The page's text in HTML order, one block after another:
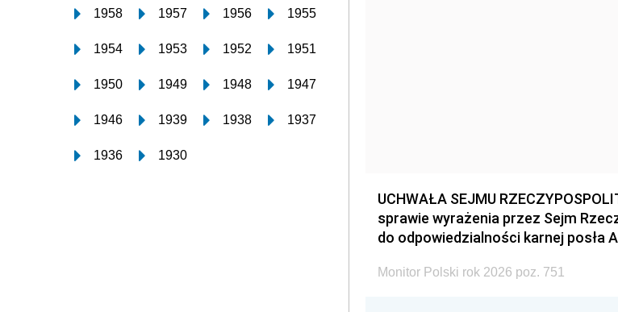
1958 1957 1956 1955
1954 1953 1952 1951
1950 1949 1948 1947
1946 1939 1938 1937
1936 1930
UCHWAŁA SEJMU
sprawie wyrażenia przez Sejm
do odpowiedzialności karnej posła
Monitor Polski rok 2026 poz. 751